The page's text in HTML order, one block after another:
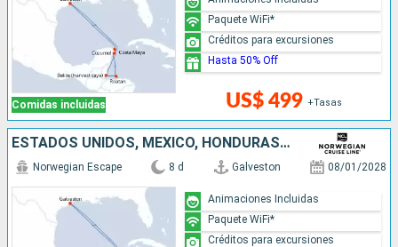
Comidas incluidas US$ 499 +Tasas
Paquete WiFi*
Créditos para excursiones
Hasta 50% Off
ESTADOS UNIDOS, MÉXICO, HONDURAS, BELICE
Norwegian Escape 8 d Galveston 08/01/2028
Animaciones Incluidas
Paquete WiFi*
Créditos para excursiones